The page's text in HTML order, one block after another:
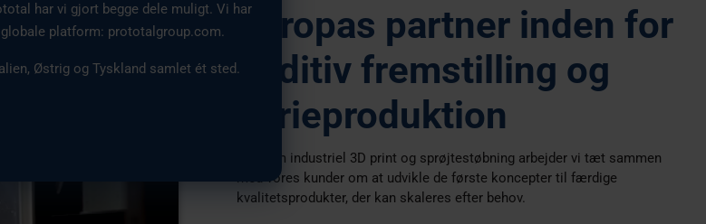
har vi gjort begge dele muligt. Vi har
platform: prototalgroup.com.
Østrig og Tyskland samlet ét sted.
Europas partner inden for
additiv fremstilling og
serieproduktion
Gennem industriel 3D print og sprøjtestøbning arbejder vi tæt sammen
med vores kunder om at udvikle de første koncepter til færdige
kvalitetsprodukter, der kan skaleres efter behov.